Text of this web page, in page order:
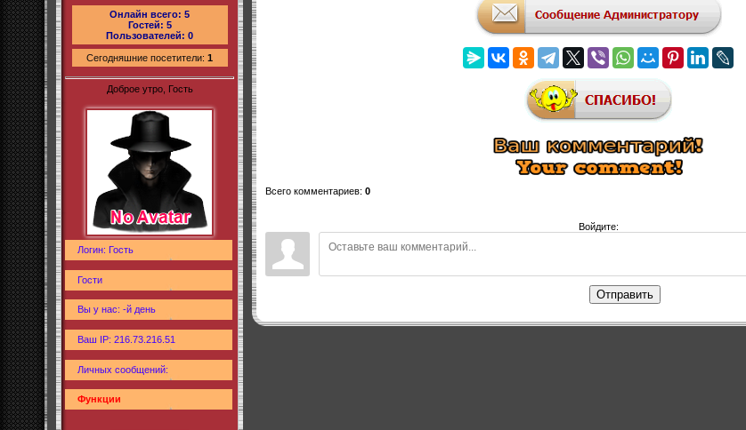
Онлайн всего: 5
Гостей: 5
Пользователей: 0
Сегодняшние посетители: 1
Доброе утро, Гость
Логин: Гость
Гости
Вы у нас: -й день
Ваш IP: 216.73.216.51
Личных сообщений:
Функции
Всего комментариев: 0
Войдите:
Отправить